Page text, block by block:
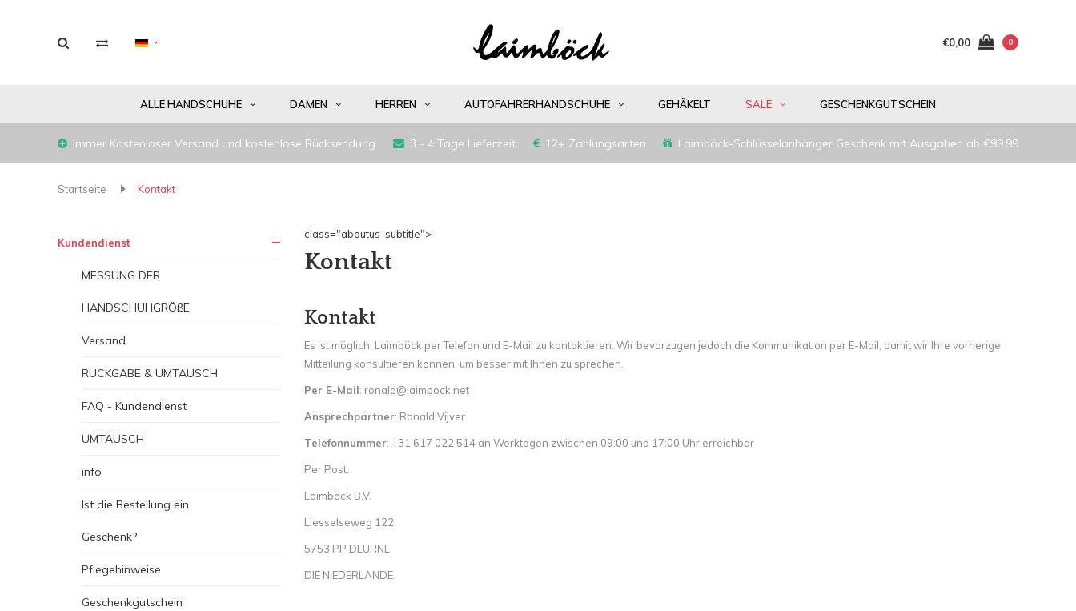
€0,00 0
ALLE HANDSCHUHE DAMEN HERREN AUTOFAHRERHANDSCHUHE GEHÄKELT SALE GESCHENKGUTSCHEIN
Immer Kostenloser Versand und kostenlose Rücksendung 3 - 4 Tage Lieferzeit 12+ Zahlungsarten Laimböck-Schlüsselanhänger Geschenk mit Ausgaben ab €99,99
Startseite Kontakt
Kundendienst
MESSUNG DER
HANDSCHUHGRÖßE
Versand
RÜCKGABE & UMTAUSCH
FAQ - Kundendienst
UMTAUSCH
info
Ist die Bestellung ein
Geschenk?
Pflegehinweise
Geschenkgutschein
class="aboutus-subtitle">
Kontakt
Kontakt
Es ist möglich, Laimböck per Telefon und E-Mail zu kontaktieren. Wir bevorzugen jedoch die Kommunikation per E-Mail, damit wir Ihre vorherige
Mitteilung konsultieren können, um besser mit Ihnen zu sprechen.
Per E-Mail: ronald@laimbock.net
Ansprechpartner: Ronald Vijver
Telefonnummer: +31 617 022 514 an Werktagen zwischen 09:00 und 17:00 Uhr erreichbar
Per Post:
Laimböck B.V.
Liesselseweg 122
5753 PP DEURNE
DIE NIEDERLANDE